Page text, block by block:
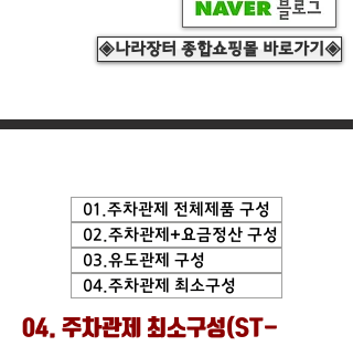
◈나라장터 종합쇼핑몰 바로가기◈
01.주차관제 전체제품 구성
02.주차관제+요금정산 구성
03.유도관제 구성
04.주차관제 최소구성
04. 주차관제 최소구성(ST-